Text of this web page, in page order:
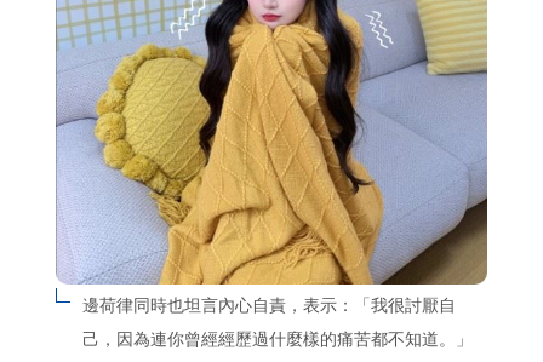
邊荷律同時也坦言內心自責，表示：「我很討厭自
己，因為連你曾經經歷過什麼樣的痛苦都不知道。」